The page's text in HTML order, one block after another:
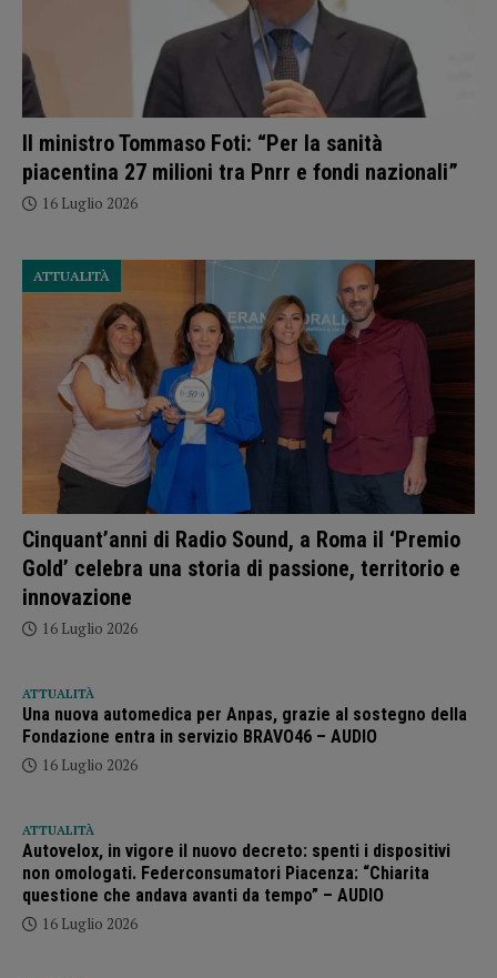
Il ministro Tommaso Foti: “Per la sanità
piacentina 27 milioni tra Pnrr e fondi nazionali”
16 Luglio 2026
Cinquant’anni di Radio Sound, a Roma il ‘Premio
Gold’ celebra una storia di passione, territorio e
innovazione
ATTUALITÀ
16 Luglio 2026
ATTUALITÀ
Una nuova automedica per Anpas, grazie al sostegno della
Fondazione entra in servizio BRAVO46 – AUDIO
16 Luglio 2026
ATTUALITÀ
Autovelox, in vigore il nuovo decreto: spenti i dispositivi
non omologati. Federconsumatori Piacenza: “Chiarita
questione che andava avanti da tempo” – AUDIO
16 Luglio 2026